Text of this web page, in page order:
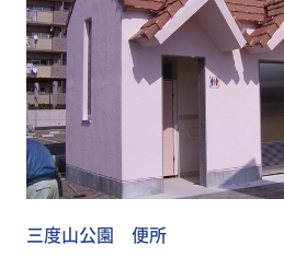
三度山公園 便所